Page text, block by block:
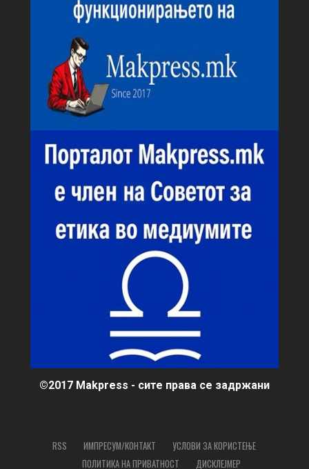
©2017 Makpress - сите права се задржани
RSS ИМПРЕСУМ/КОНТАКТ
УСЛОВИ ЗА КОРИСТЕЊЕ
ПОЛИТИКА НА ПРИВАТНОСТ
ДИСКЛЕЈМЕР